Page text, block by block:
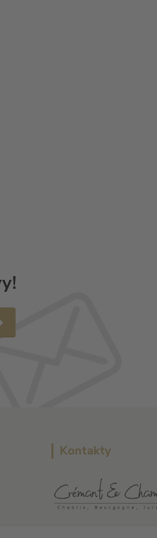
Kontakty